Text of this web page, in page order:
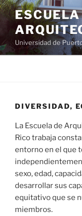
Universidad de
DIVERSIDAD,
La Escuela de
Rico trabaja
entorno en el que
sexo, edad,
desarrollar sus
equitativo que se
miembros.